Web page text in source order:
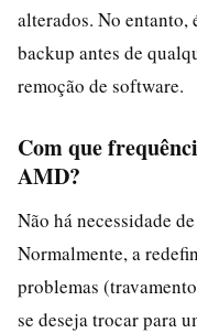
alterados. No entanto,
backup antes de
remoção de software.
Com que
AMD?
Não há necessidade
Normalmente, a
problemas
se deseja trocar para